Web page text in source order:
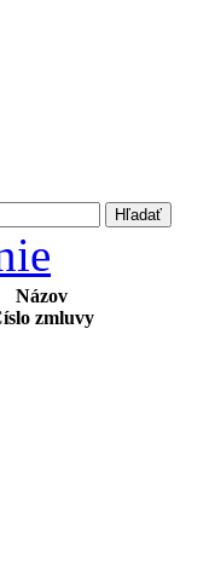
Názov
zmluvy